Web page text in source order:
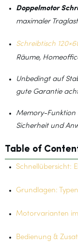
Doppelmotor
maximaler
Schreibtisch
Räume,
Unbedingt auf
gute Garantie
Memory-Funktion
Sicherheit und
Table of
Schnellübersicht:
Grundlagen:
Motorvarianten im
Bedienung &